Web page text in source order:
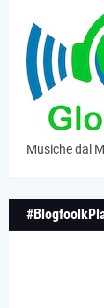
Musiche dal